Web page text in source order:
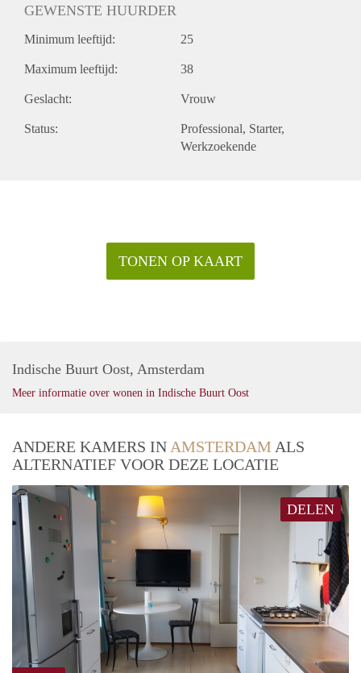
GEWENSTE HUURDER
Minimum leeftijd: 25
Maximum leeftijd: 38
Geslacht: Vrouw
Status: Professional Starter
Werkzoekende
TONEN OP KAART
Indische Buurt Oost, Amsterdam
Meer informatie over wonen in Indische Buurt Oost
ANDERE KAMERS IN AMSTERDAM ALS
ALTERNATIEF VOOR DEZE LOCATIE
DELEN